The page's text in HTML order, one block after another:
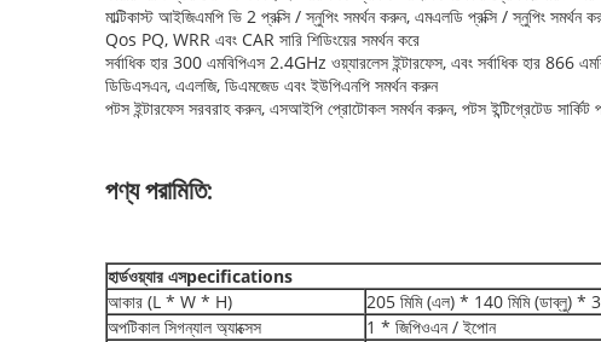
মাল্টিকাস্ট আইজিএমপি ভি 2 প্রক্সি / স্নুপিং সমর্থন করুন, এমএলডি প্রক্সি / স্নুপিং সমর্থন
Qos PQ, WRR এবং CAR সারি শিডিংয়ের সমর্থন করে
সর্বাধিক হার 300 এমবিপিএস 2.4GHz ওয়্যারলেস ইন্টারফেস, এবং সর্বাধিক হার 866
ডিডিএসএন, এএলজি, ডিএমজেড এবং ইউপিএনপি সমর্থন করুন
পটস ইন্টারফেস সরবরাহ করুন, এসআইপি প্রোটোকল সমর্থন করুন, পটস ইন্টিগ্রেটেড সার্কিট
পণ্য পরামিতি:
হার্ডওয়্যার এসpecifications
আকার (L * W * H)
205 মিমি (এল) * 140 মিমি (ডাব্লু) *
অপটিকাল সিগন্যাল অ্যাক্সেস
1 * জিপিওএন / ইপোন